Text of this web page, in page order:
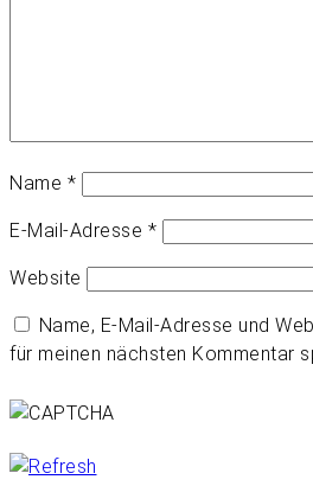
Name *
E-Mail-Adresse *
Website
Name, E-Mail-Adresse und
für meinen nächsten Kommentar